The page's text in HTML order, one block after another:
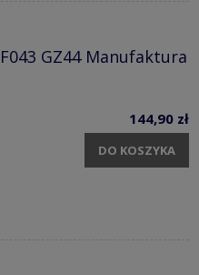
GZ44 Manufaktura
144,90 zł
DO KOSZYKA